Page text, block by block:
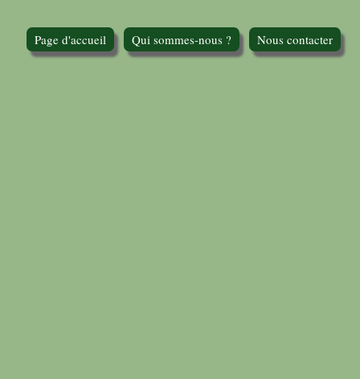
Page d'accueil Qui sommes-nous ? Nous contacter